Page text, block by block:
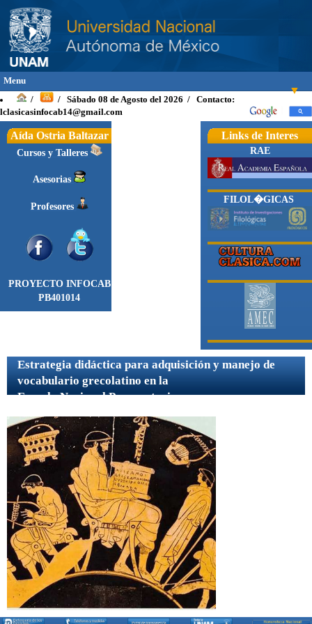
Menu
▼
/ / Sábado 08 de Agosto del 2026 / Contacto:
lclasicasinfocab14@gmail.com
INICIO
INTRODUCCIÓN
▼
Griego
Vocabulario Latin
▼
Aída Ostria Baltazar
Cursos y Talleres
Asesorias
Profesores
PROYECTO INFOCAB
PB401014
Links de Interes
RAE
FILOL�GICAS
Estrategia didáctica para adquisición y manejo de
vocabulario grecolatino en la
Escuela Nacional Preparatoria